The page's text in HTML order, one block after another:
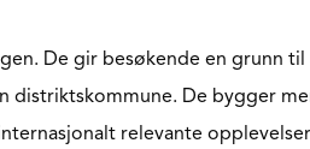
De gir besøkende en grunn til
distriktskommune. De bygger
relevante